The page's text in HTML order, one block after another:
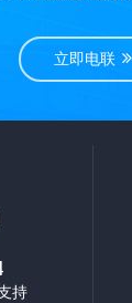
立即电联
持